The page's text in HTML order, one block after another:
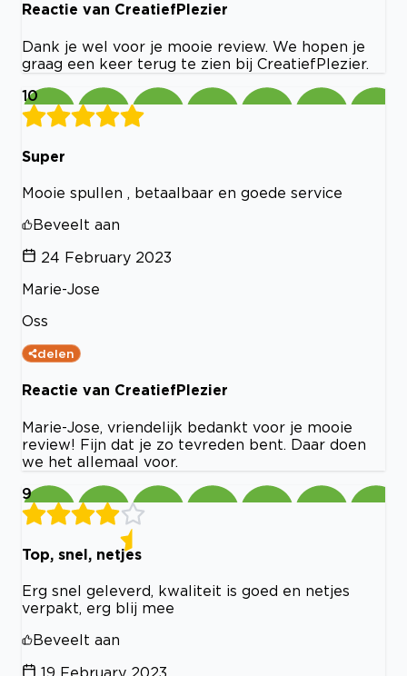
Reactie van CreatiefPlezier
Dank je wel voor je mooie review. We hopen je
graag een keer terug te zien bij CreatiefPlezier.
10
Super
Mooie spullen , betaalbaar en goede service
Beveelt aan
24 February 2023
Marie-Jose
Oss
delen
Reactie van CreatiefPlezier
Marie-Jose, vriendelijk bedankt voor je mooie
review! Fijn dat je zo tevreden bent. Daar doen
we het allemaal voor.
9
Top, snel, netjes
Erg snel geleverd, kwaliteit is goed en netjes
verpakt, erg blij mee
Beveelt aan
19 February 2023